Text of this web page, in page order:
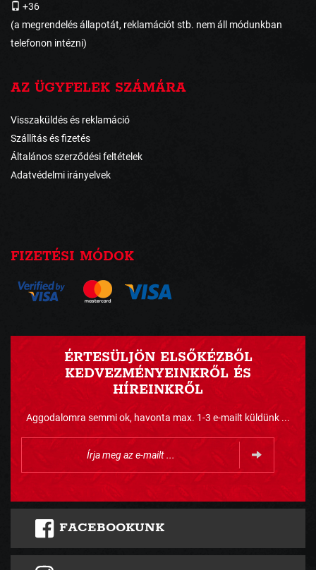
+36
(a megrendelés állapotát, reklamációt stb. nem áll módunkban
telefonon intézni)
AZ ÜGYFELEK SZÁMÁRA
Visszaküldés és reklamáció
Szállítás és fizetés
Általános szerződési feltételek
Adatvédelmi irányelvek
FIZETÉSI MÓDOK
ÉRTESÜLJÖN ELSŐKÉZBŐL
KEDVEZMÉNYEINKRŐL ÉS
HÍREINKRŐL
Aggodalomra semmi ok, havonta max. 1-3 e-mailt küldünk ...
FACEBOOKUNK